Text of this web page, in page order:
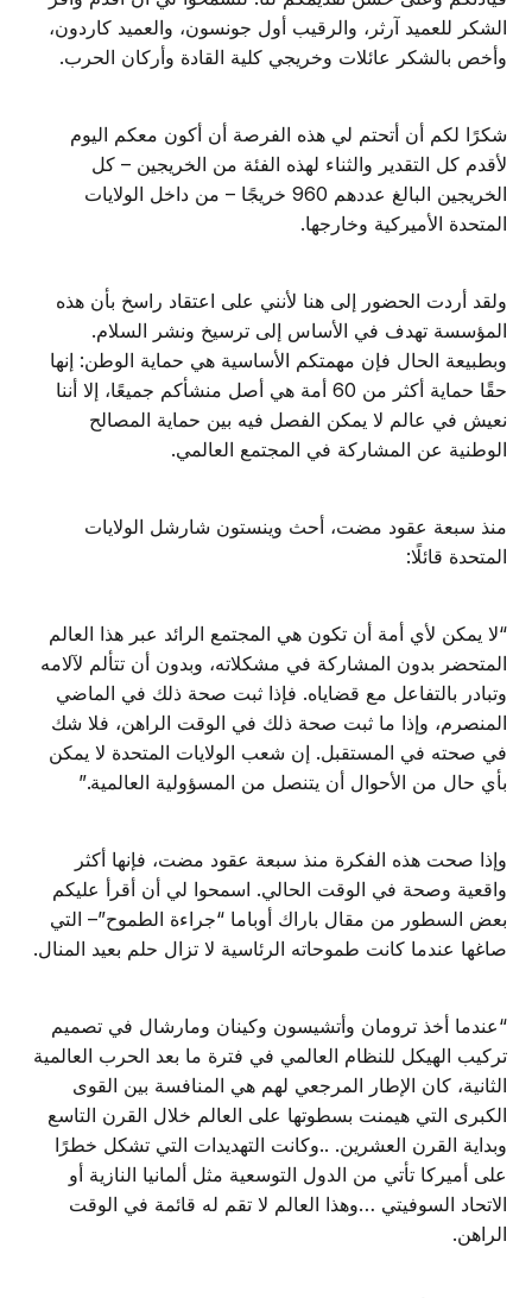
الشكر للعميد آرثر، والرقيب أول جونسون، والعميد كاردون،
وأخص بالشكر عائلات وخريجي كلية القادة وأركان الحرب.
شكرًا لكم أن أتحتم لي هذه الفرصة أن أكون معكم اليوم
لأقدم كل التقدير والثناء لهذه الفئة من الخريجين – كل
الخريجين البالغ عددهم 960 خريجًا – من داخل الولايات
المتحدة الأميركية وخارجها.
ولقد أردت الحضور إلى هنا لأنني على اعتقاد راسخ بأن هذه
المؤسسة تهدف في الأساس إلى ترسيخ ونشر السلام.
وبطبيعة الحال فإن مهمتكم الأساسية هي حماية الوطن: إنها
حقًا حماية أكثر من 60 أمة هي أصل منشأكم جميعًا، إلا أننا
نعيش في عالم لا يمكن الفصل فيه بين حماية المصالح
الوطنية عن المشاركة في المجتمع العالمي.
منذ سبعة عقود مضت، أحث وينستون شارشل الولايات
المتحدة قائلًا:
“لا يمكن لأي أمة أن تكون هي المجتمع الرائد عبر هذا العالم
المتحضر بدون المشاركة في مشكلاته، وبدون أن تتألم لآلامه
وتبادر بالتفاعل مع قضاياه. فإذا ثبت صحة ذلك في الماضي
المنصرم، وإذا ما ثبت صحة ذلك في الوقت الراهن، فلا شك
في صحته في المستقبل. إن شعب الولايات المتحدة لا يمكن
بأي حال من الأحوال أن يتنصل من المسؤولية العالمية.”
وإذا صحت هذه الفكرة منذ سبعة عقود مضت، فإنها أكثر
واقعية وصحة في الوقت الحالي. اسمحوا لي أن أقرأ عليكم
بعض السطور من مقال باراك أوباما “جراءة الطموح”– التي
صاغها عندما كانت طموحاته الرئاسية لا تزال حلم بعيد المنال.
“عندما أخذ ترومان وأتشيسون وكينان ومارشال في تصميم
تركيب الهيكل للنظام العالمي في فترة ما بعد الحرب العالمية
الثانية، كان الإطار المرجعي لهم هي المنافسة بين القوى
الكبرى التي هيمنت بسطوتها على العالم خلال القرن التاسع
وبداية القرن العشرين. ..وكانت التهديدات التي تشكل خطرًا
على أميركا تأتي من الدول التوسعية مثل ألمانيا النازية أو
الاتحاد السوفيتي …وهذا العالم لا تقم له قائمة في الوقت
الراهن.